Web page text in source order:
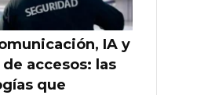
IA y
accesos: las
que